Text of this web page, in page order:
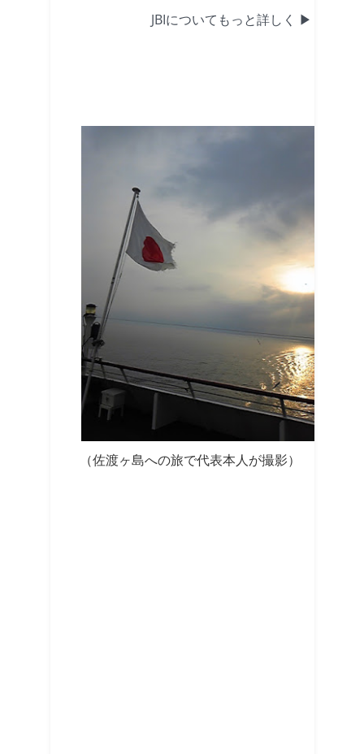
JBIについてもっと詳しく ▶
（佐渡ヶ島への旅で代表本人が撮影）